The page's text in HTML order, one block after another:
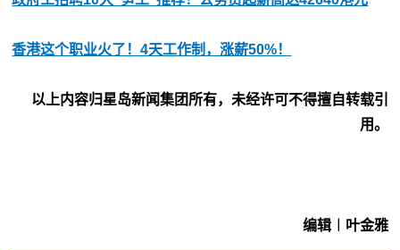
香港这个职业火了！4天工作制，涨薪50%！
以上内容归星岛新闻集团所有，未经许可不得擅自转载引
用。
编辑︱叶金雅